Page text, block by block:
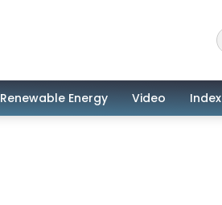
Renewable Energy Video Index